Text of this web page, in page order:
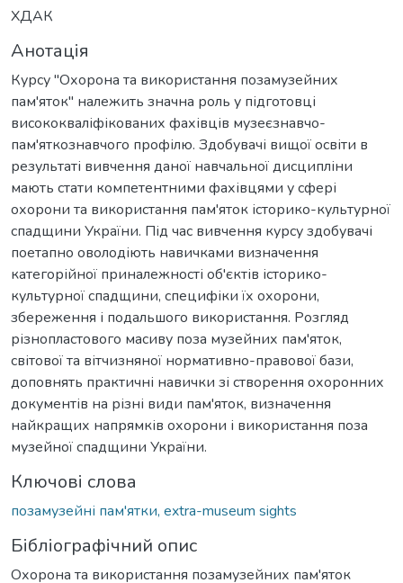
ХДАК
Анотація
Курсу "Охорона та використання позамузейних
пам'яток" належить значна роль у підготовці
висококваліфікованих фахівців музеєзнавчо-
пам'яткознавчого профілю. Здобувачі вищої освіти в
результаті вивчення даної навчальної дисципліни
мають стати компетентними фахівцями у сфері
охорони та використання пам'яток історико-культурної
спадщини України. Під час вивчення курсу здобувачі
поетапно оволодіють навичками визначення
категорійної приналежності об'єктів історико-
культурної спадщини, специфіки їх охорони,
збереження і подальшого використання. Розгляд
різнопластового масиву поза музейних пам'яток,
світової та вітчизняної нормативно-правової бази,
доповнять практичні навички зі створення охоронних
документів на різні види пам'яток, визначення
найкращих напрямків охорони і використання поза
музейної спадщини України.
Ключові слова
позамузейні пам'ятки, extra-museum sights
Бібліографічний опис
Охорона та використання позамузейних пам'яток